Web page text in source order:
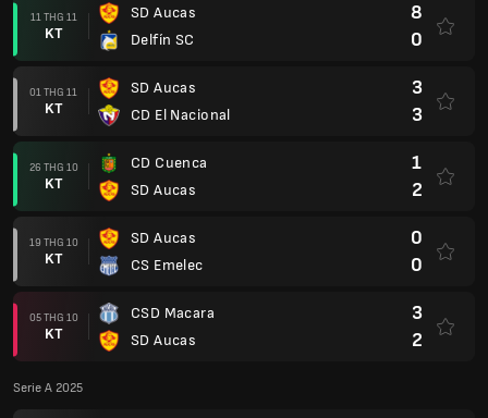
11 THG 11
KT
SD Aucas
Delfín SC
8
0
01 THG 11
KT
SD Aucas
CD El Nacional
3
3
26 THG 10
KT
CD Cuenca
SD Aucas
1
2
19 THG 10
KT
SD Aucas
CS Emelec
0
0
05 THG 10
KT
CSD Macara
SD Aucas
3
2
Serie A 2025